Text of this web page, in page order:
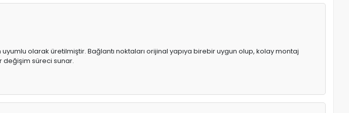
olarak üretilmiştir. Bağlantı noktaları orijinal yapıya birebir uygun olup, kolay montaj
değişim süreci sunar.